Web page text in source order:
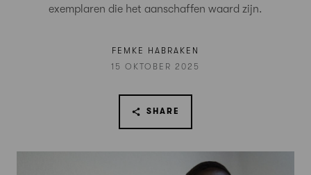
exemplaren die het aanschaffen waard zijn.
FEMKE HABRAKEN
15 OKTOBER 2025
SHARE